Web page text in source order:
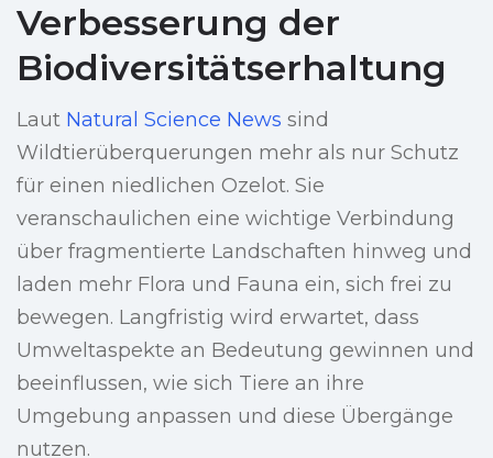
Verbesserung der
Biodiversitätserhaltung
Laut Natural Science News sind
Wildtierüberquerungen mehr als nur Schutz
für einen niedlichen Ozelot. Sie
veranschaulichen eine wichtige Verbindung
über fragmentierte Landschaften hinweg und
laden mehr Flora und Fauna ein, sich frei zu
bewegen. Langfristig wird erwartet, dass
Umweltaspekte an Bedeutung gewinnen und
beeinflussen, wie sich Tiere an ihre
Umgebung anpassen und diese Übergänge
nutzen.